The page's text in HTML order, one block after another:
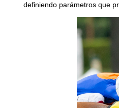
definiendo parámetros que